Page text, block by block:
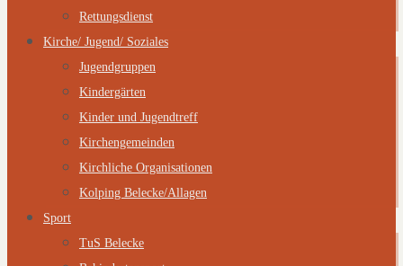
Rettungsdienst
Kirche/ Jugend/ Soziales
Jugendgruppen
Kindergärten
Kinder und Jugendtreff
Kirchengemeinden
Kirchliche Organisationen
Kolping Belecke/Allagen
Sport
TuS Belecke